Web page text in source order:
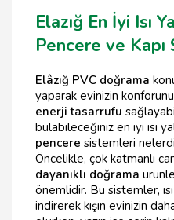
Elazığ En İyi Isı
Pencere ve
Elâzığ PVC doğrama
yaparak evinizin
enerji tasarrufu
bulabileceğiniz en iyi ısı
pencere sistemleri
Öncelikle, çok katmanlı
dayanıklı doğrama
önemlidir. Bu sistemler,
indirerek kışın evinizin